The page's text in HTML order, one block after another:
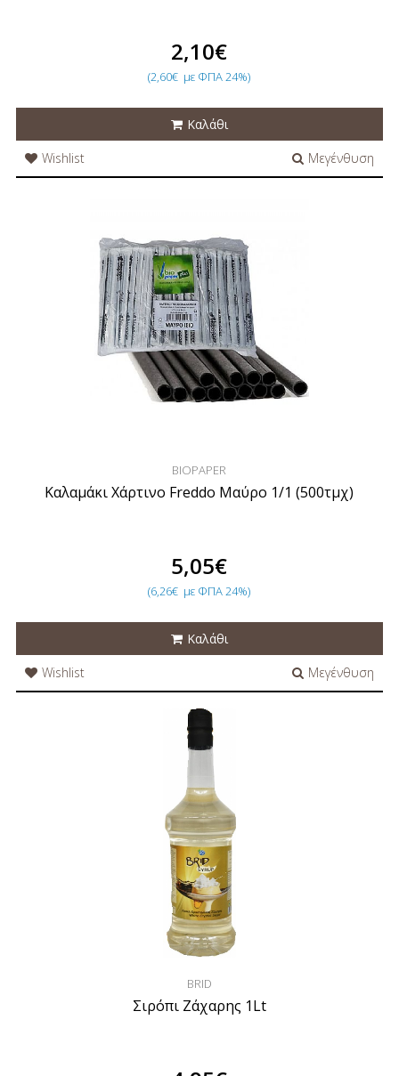
2,10€
(2,60€ με ΦΠΑ 24%)
Καλάθι
Wishlist
Μεγένθυση
BIOPAPER
Καλαμάκι Χάρτινο Freddo Μαύρο 1/1 (500τμχ)
5,05€
(6,26€ με ΦΠΑ 24%)
Καλάθι
Wishlist
Μεγένθυση
BRID
Σιρόπι Ζάχαρης 1Lt